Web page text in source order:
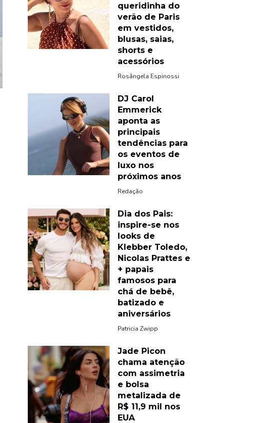
queridinha do
verão de Paris
em vestidos,
blusas, saias,
shorts e
acessórios
Rosângela Espinossi
DJ Carol
Emmerick
aponta as
principais
tendências para
os eventos de
luxo nos
próximos anos
Redação
Dia dos Pais:
inspire-se nos
looks de
Klebber Toledo,
Nicolas Prattes e
+ papais
famosos para
chá de bebê,
batizado e
aniversários
Patricia Zwipp
Jade Picon
chama atenção
com assimetria
e bolsa
metalizada de
R$ 11,9 mil nos
EUA